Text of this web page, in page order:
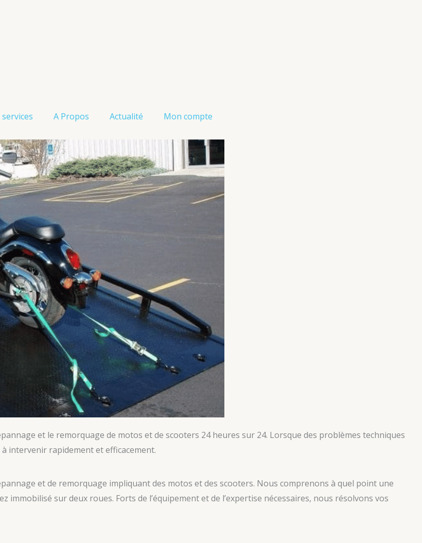
services A Propos Actualité
Mon compte
et le remorquage de motos et de scooters 24 heures sur 24. Lorsque des problèmes techniques
intervenir rapidement et efficacement.
et de remorquage impliquant des motos et des scooters. Nous comprenons à quel point une
sur deux roues. Forts de l’équipement et de l’expertise nécessaires, nous résolvons vos